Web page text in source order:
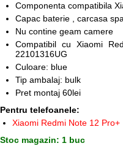
Componenta compatibila
Capac baterie , carcasa
Nu contine geam camere
Compatibil cu Xiaomi
22101316UG
Culoare: blue
Tip ambalaj: bulk
Pret montaj 60lei
Pentru telefoanele:
Xiaomi Redmi Note 12 Pro+
Stoc magazin: 1 buc